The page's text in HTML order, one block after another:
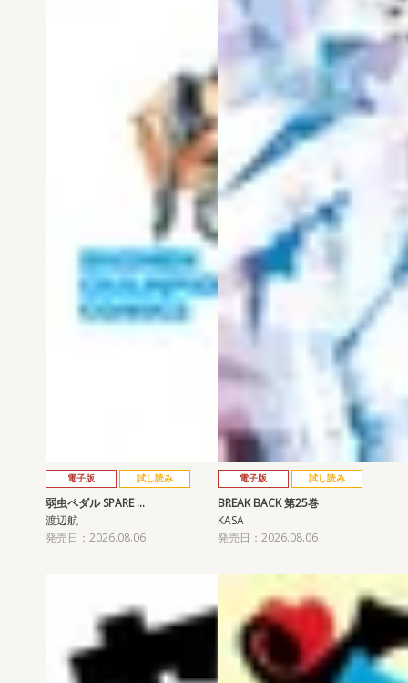
電子版 試し読み
弱虫ペダル SPARE …
渡辺航
発売日：2026.08.06
電子版 試し読み
BREAK BACK 第25巻
KASA
発売日：2026.08.06